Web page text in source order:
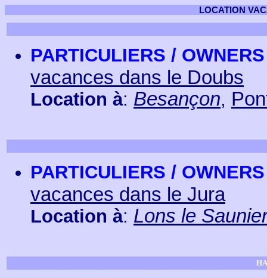
LOCATION
PARTICULIERS / OWNERS
vacances dans le Doubs
Location à: Besançon,
PARTICULIERS / OWNERS
vacances dans le Jura
Location à: Lons le